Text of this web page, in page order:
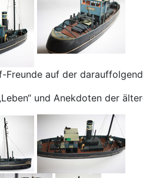
auf der
und Anekdoten der